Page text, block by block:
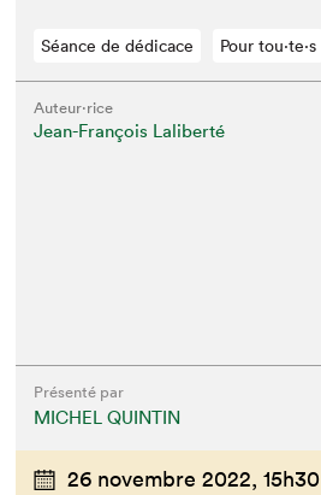
Séance de dédicace Pour tou⋅te⋅s
Auteur·rice
Jean-François Laliberté
Présenté par
MICHEL QUINTIN
26 novembre 2022, 15h30